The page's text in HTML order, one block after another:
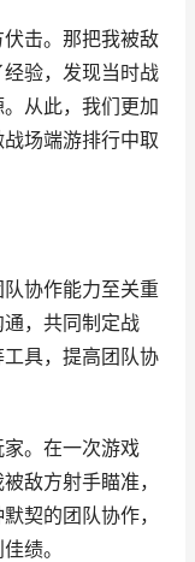
击。那把我被敌
验，发现当时战
从此，我们更加
场端游排行中取
协作能力至关重
，共同制定战
具，提高团队协
。在一次游戏
敌方射手瞄准，
契的团队协作，
绩。